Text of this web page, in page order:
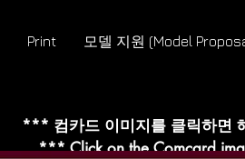
Print 모델 지원 (Model
*** 컴카드 이미지를 클릭하면
*** Click on the Comcard